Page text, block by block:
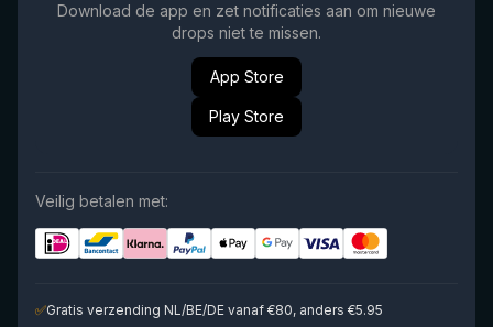
Download de app en zet notificaties aan om nieuwe
drops niet te missen.
App Store
Play Store
Veilig betalen met:
✅Gratis verzending NL/BE/DE vanaf €80, anders €5.95